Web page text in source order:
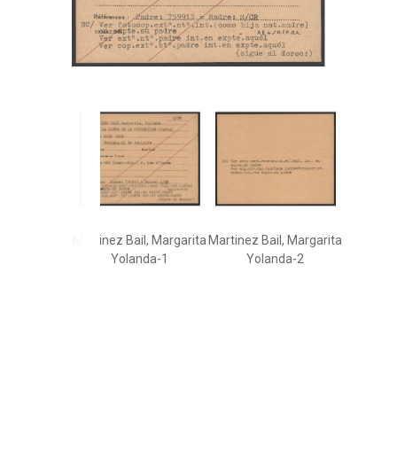
Martinez Bail, Margarita
Yolanda-1
Martinez Bail, Margarita
Yolanda-2